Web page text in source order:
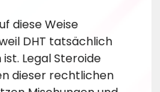
diese Weise
DHT tatsächlich
Legal Steroide
dieser rechtlichen